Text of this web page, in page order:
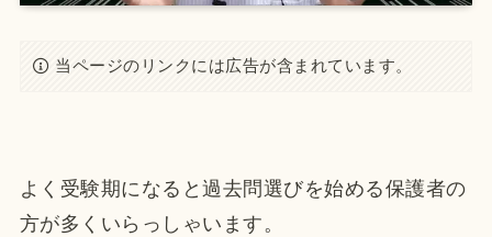
当ページのリンクには広告が含まれています。
よく受験期になると過去問選びを始める保護者の
方が多くいらっしゃいます。